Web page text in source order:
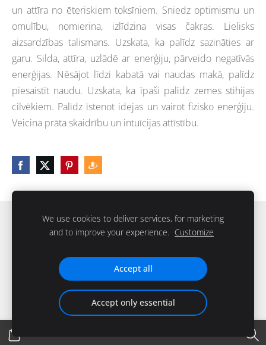
un attīra no ēteriskiem toksīniem. Sniedz optimismu un
omulību, nomierina, izlīdzina visas čakras. Lielisks
aizsardzības talismans. Uzskata, ka palīdz sazināties ar
garu. Silda, attīra, uzlādē ar enerģiju, pārveido negatīvās
enerģijas. Nēsājot līdzi kabatā vai naudas makā, palīdz
piesaistīt naudu. Uzskata, ka īpaši palīdz zemes stihijas
cilvēkiem. Palīdz īstenot idejas un vairot fizisko enerģiju.
Veicina prāta skaidrību un intuīcijas attīstību.
Sīkdatnes
IKstone © 2026. Visas tiesības rezervētas
We use cookies to deliver services, for marketing
and to improve your experience. Customize
Accept all
Accept only essential